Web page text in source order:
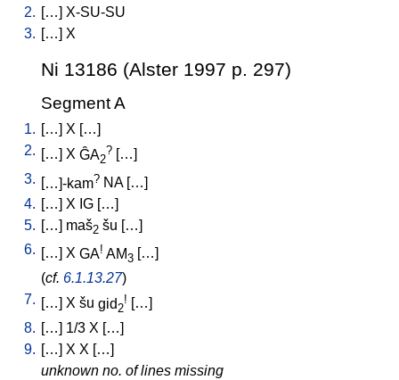
2. […] X-SU-SU
3. […] X
Ni 13186 (Alster 1997 p. 297)
Segment A
1. […] X […]
2.
… X ĜA2
? …
3.
…]-kam? NA[ …
4. […] X IG […]
5. […] maš2 šu […]
6.
… X GA! AM3 …
(cf. 6.1.13.27)
7.
… X šu gid 2
! …
8. […] 1/3 X […]
9. […] X X […]
unknown no. of lines missing